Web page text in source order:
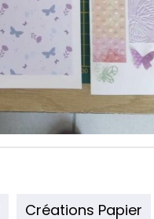
Créations Papier